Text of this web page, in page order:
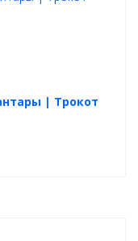
| Трокот